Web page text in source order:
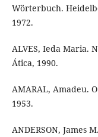
Wörterbuch.
1972.
ALVES, Ieda Maria.
Ática, 1990.
AMARAL, Amadeu.
1953.
ANDERSON, James